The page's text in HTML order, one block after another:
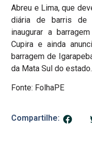
Abreu e Lima, que
diária de barris de
inaugurar a
Cupira e ainda
barragem de
da Mata Sul do estado.
Fonte: FolhaPE
Compartilhe: